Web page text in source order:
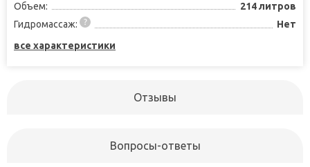
Объем:
214 литров
Гидромассаж:
Нет
все характеристики
Отзывы
Вопросы-ответы